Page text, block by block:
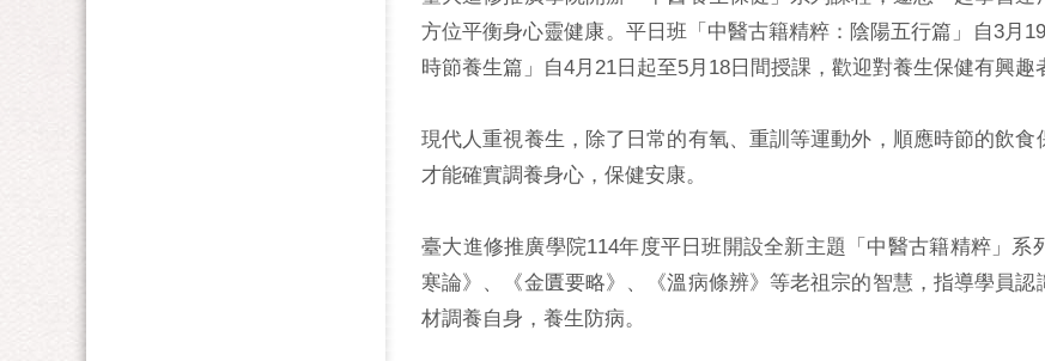
方位平衡身心靈健康。平日班「中醫古籍精粹：陰陽五行篇」自3月
時節養生篇」自4月21日起至5月18日間授課，歡迎對養生保健有興趣
現代人重視養生，除了日常的有氧、重訓等運動外，順應時節的飲
才能確實調養身心，保健安康。
臺大進修推廣學院114年度平日班開設全新主題「中醫古籍精粹」
寒論》、《金匱要略》、《溫病條辨》等老祖宗的智慧，指導學員
材調養自身，養生防病。